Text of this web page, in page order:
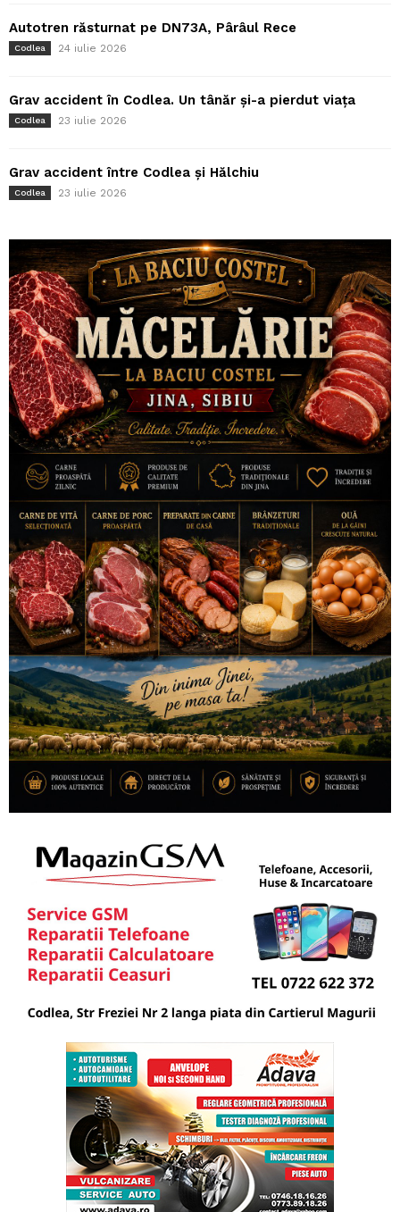
Autotren răsturnat pe DN73A, Pârâul Rece
Codlea 24 iulie 2026
Grav accident în Codlea. Un tânăr și-a pierdut viața
Codlea 23 iulie 2026
Grav accident între Codlea și Hălchiu
Codlea 23 iulie 2026